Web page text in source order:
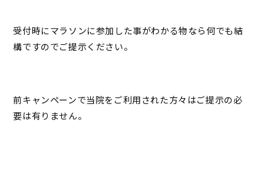
受付時にマラソンに参加した事がわかる物なら何でも結
構ですのでご提示ください。
前キャンペーンで当院をご利用された方々はご提示の必
要は有りません。